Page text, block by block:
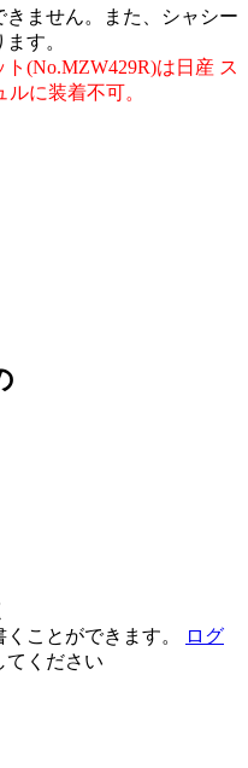
ません。また、シャシー
す。
(No.MZW429R)は日産 ス
に装着不可。
ことができます。
ログ
てください